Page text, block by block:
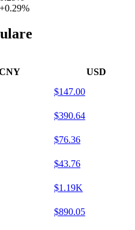
+0.29%
USD
$147.00
$390.64
$76.36
$43.76
$1.19K
$890.05